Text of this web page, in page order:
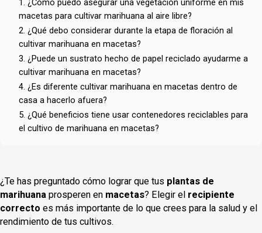
1. ¿Cómo puedo asegurar una vegetación uniforme en mis
macetas para cultivar marihuana al aire libre?
2. ¿Qué debo considerar durante la etapa de floración al
cultivar marihuana en macetas?
3. ¿Puede un sustrato hecho de papel reciclado ayudarme a
cultivar marihuana en macetas?
4. ¿Es diferente cultivar marihuana en macetas dentro de
casa a hacerlo afuera?
5. ¿Qué beneficios tiene usar contenedores reciclables para
el cultivo de marihuana en macetas?
¿Te has preguntado cómo lograr que tus plantas de
marihuana prosperen en macetas? Elegir el recipiente
correcto es más importante de lo que crees para la salud y el
rendimiento de tus cultivos.